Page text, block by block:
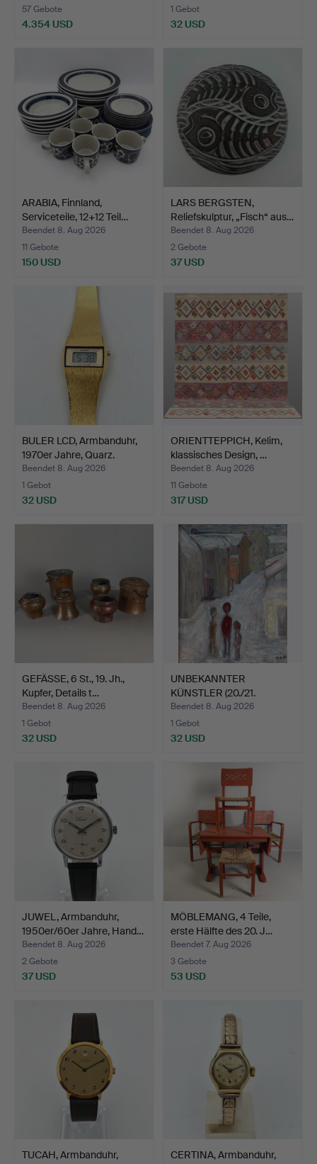
57 Gebote
4.354 USD
1 Gebot
32 USD
ARABIA, Finnland,
Serviceteile, 12+12 Teil…
Beendet 8. Aug 2026
11 Gebote
150 USD
LARS BERGSTEN,
Reliefskulptur, „Fisch“ aus…
Beendet 8. Aug 2026
2 Gebote
37 USD
BULER LCD, Armbanduhr,
1970er Jahre, Quarz.
Beendet 8. Aug 2026
1 Gebot
32 USD
ORIENTTEPPICH, Kelim,
klassisches Design, …
Beendet 8. Aug 2026
11 Gebote
317 USD
GEFÄSSE, 6 St., 19. Jh.,
Kupfer, Details t…
Beendet 8. Aug 2026
1 Gebot
32 USD
UNBEKANNTER
KÜNSTLER (20./21.
Jahrhundert)…
Beendet 8. Aug 2026
1 Gebot
32 USD
JUWEL, Armbanduhr,
1950er/60er Jahre, Hand…
Beendet 8. Aug 2026
2 Gebote
37 USD
MÖBLEMANG, 4 Teile,
erste Hälfte des 20. J…
Beendet 7. Aug 2026
3 Gebote
53 USD
TUCAH, Armbanduhr,
CERTINA, Armbanduhr,